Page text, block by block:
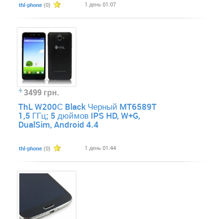
thl-phone (0) 1 день 01:07
3499 грн.
ThL W200С Black Черный MT6589T
1,5 ГГц; 5 дюймов IPS HD, W+G,
DualSim, Android 4.4
thl-phone (0) 1 день 01:44